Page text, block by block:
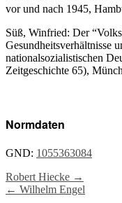
vor und nach 1945,
Süß, Winfried: Der
Gesundheitsverhältnisse
nationalsozialistischen
Zeitgeschichte 65),
Normdaten
GND: 1055363084
Post
Robert Hiecke →
← Wilhelm Engel